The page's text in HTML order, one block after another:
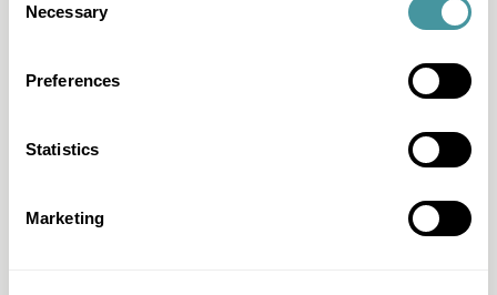
Selection
Necessary
Preferences
Statistics
Marketing
Comment puis-je vérifier si mon